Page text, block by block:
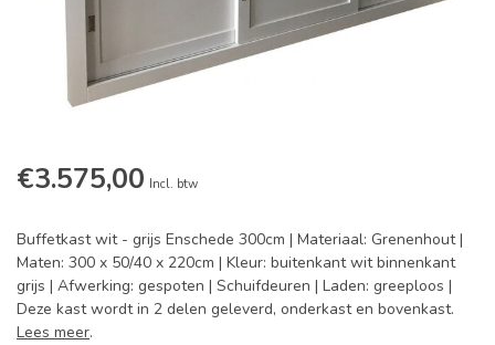
€3.575,00 Incl. btw
Buffetkast wit - grijs Enschede 300cm | Materiaal: Grenenhout |
Maten: 300 x 50/40 x 220cm | Kleur: buitenkant wit binnenkant
grijs | Afwerking: gespoten | Schuifdeuren | Laden: greeploos |
Deze kast wordt in 2 delen geleverd, onderkast en bovenkast.
Lees meer.